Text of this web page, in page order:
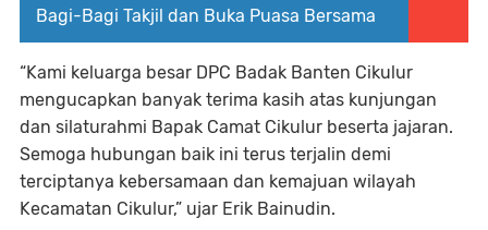
Bagi-Bagi Takjil dan Buka Puasa Bersama
“Kami keluarga besar DPC Badak Banten Cikulur
mengucapkan banyak terima kasih atas kunjungan
dan silaturahmi Bapak Camat Cikulur beserta jajaran.
Semoga hubungan baik ini terus terjalin demi
terciptanya kebersamaan dan kemajuan wilayah
Kecamatan Cikulur,” ujar Erik Bainudin.